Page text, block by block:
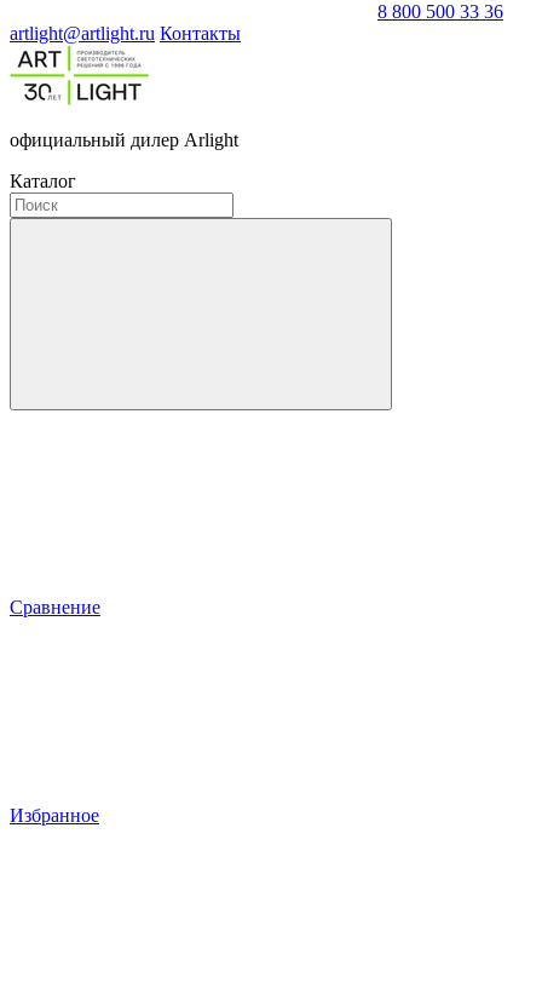
8 800 500 33 36
artlight@artlight.ru Контакты
официальный дилер Arlight
Каталог
Сравнение
Избранное